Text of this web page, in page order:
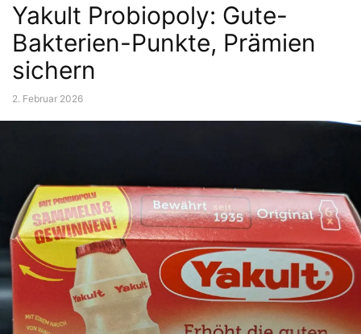
Yakult Probiopoly: Gute-
Bakterien-Punkte, Prämien
sichern
2. Februar 2026